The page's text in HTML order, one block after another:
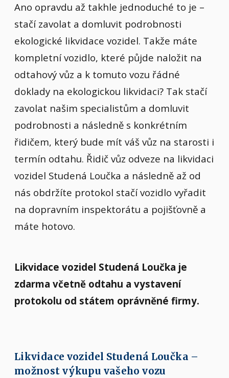
Ano opravdu až takhle jednoduché to je –
stačí zavolat a domluvit podrobnosti
ekologické likvidace vozidel. Takže máte
kompletní vozidlo, které půjde naložit na
odtahový vůz a k tomuto vozu řádné
doklady na ekologickou likvidaci? Tak stačí
zavolat našim specialistům a domluvit
podrobnosti a následně s konkrétním
řidičem, který bude mít váš vůz na starosti i
termín odtahu. Řidič vůz odveze na likvidaci
vozidel Studená Loučka a následně až od
nás obdržíte protokol stačí vozidlo vyřadit
na dopravním inspektorátu a pojišťovně a
máte hotovo.
Likvidace vozidel Studená Loučka je
zdarma včetně odtahu a vystavení
protokolu od státem oprávněné firmy.
Likvidace vozidel Studená Loučka –
možnost výkupu vašeho vozu